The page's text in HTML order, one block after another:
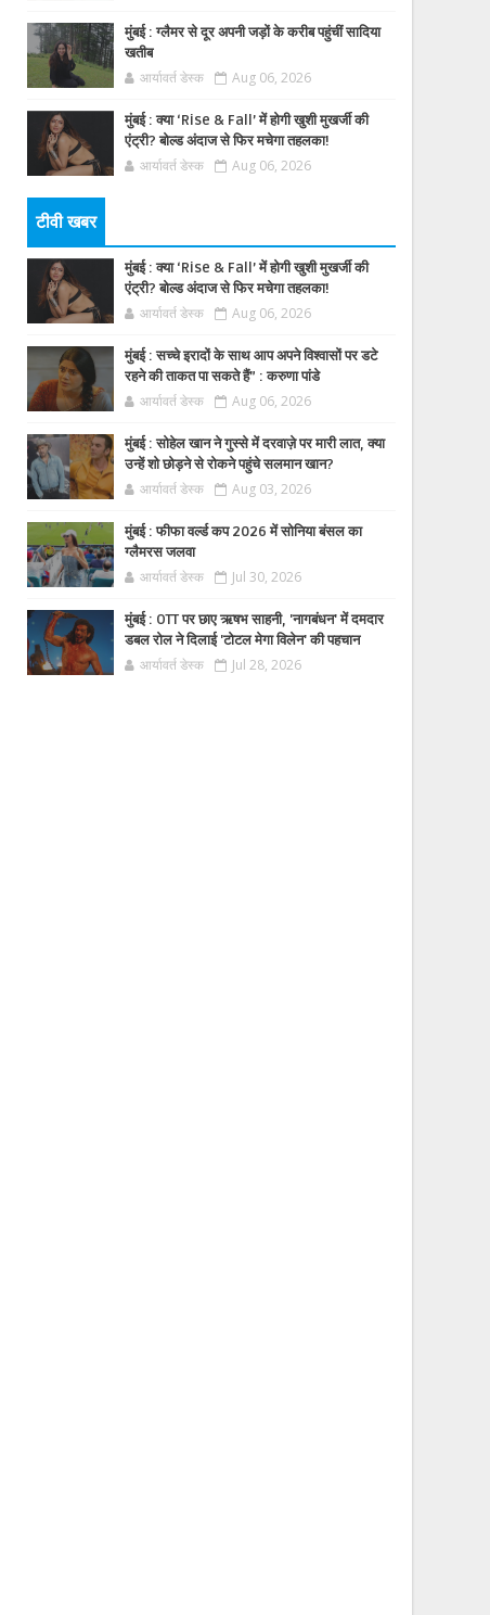
मुंबई : ग्लैमर से दूर अपनी जड़ों के करीब पहुंचीं सादिया
खतीब
आर्यावर्त डेस्क Aug 06, 2026
मुंबई : क्या ‘Rise & Fall’ में होगी खुशी मुखर्जी की
एंट्री? बोल्ड अंदाज से फिर मचेगा तहलका!
आर्यावर्त डेस्क Aug 06, 2026
टीवी खबर
मुंबई : क्या ‘Rise & Fall’ में होगी खुशी मुखर्जी की
एंट्री? बोल्ड अंदाज से फिर मचेगा तहलका!
आर्यावर्त डेस्क Aug 06, 2026
मुंबई : सच्चे इरादों के साथ आप अपने विश्वासों पर डटे
रहने की ताकत पा सकते हैं” : करुणा पांडे
आर्यावर्त डेस्क Aug 06, 2026
मुंबई : सोहेल खान ने गुस्से में दरवाज़े पर मारी लात, क्या
उन्हें शो छोड़ने से रोकने पहुंचे सलमान खान?
आर्यावर्त डेस्क Aug 03, 2026
मुंबई : फीफा वर्ल्ड कप 2026 में सोनिया बंसल का
ग्लैमरस जलवा
आर्यावर्त डेस्क Jul 30, 2026
मुंबई : OTT पर छाए ऋषभ साहनी, 'नागबंधन' में दमदार
डबल रोल ने दिलाई 'टोटल मेगा विलेन' की पहचान
आर्यावर्त डेस्क Jul 28, 2026